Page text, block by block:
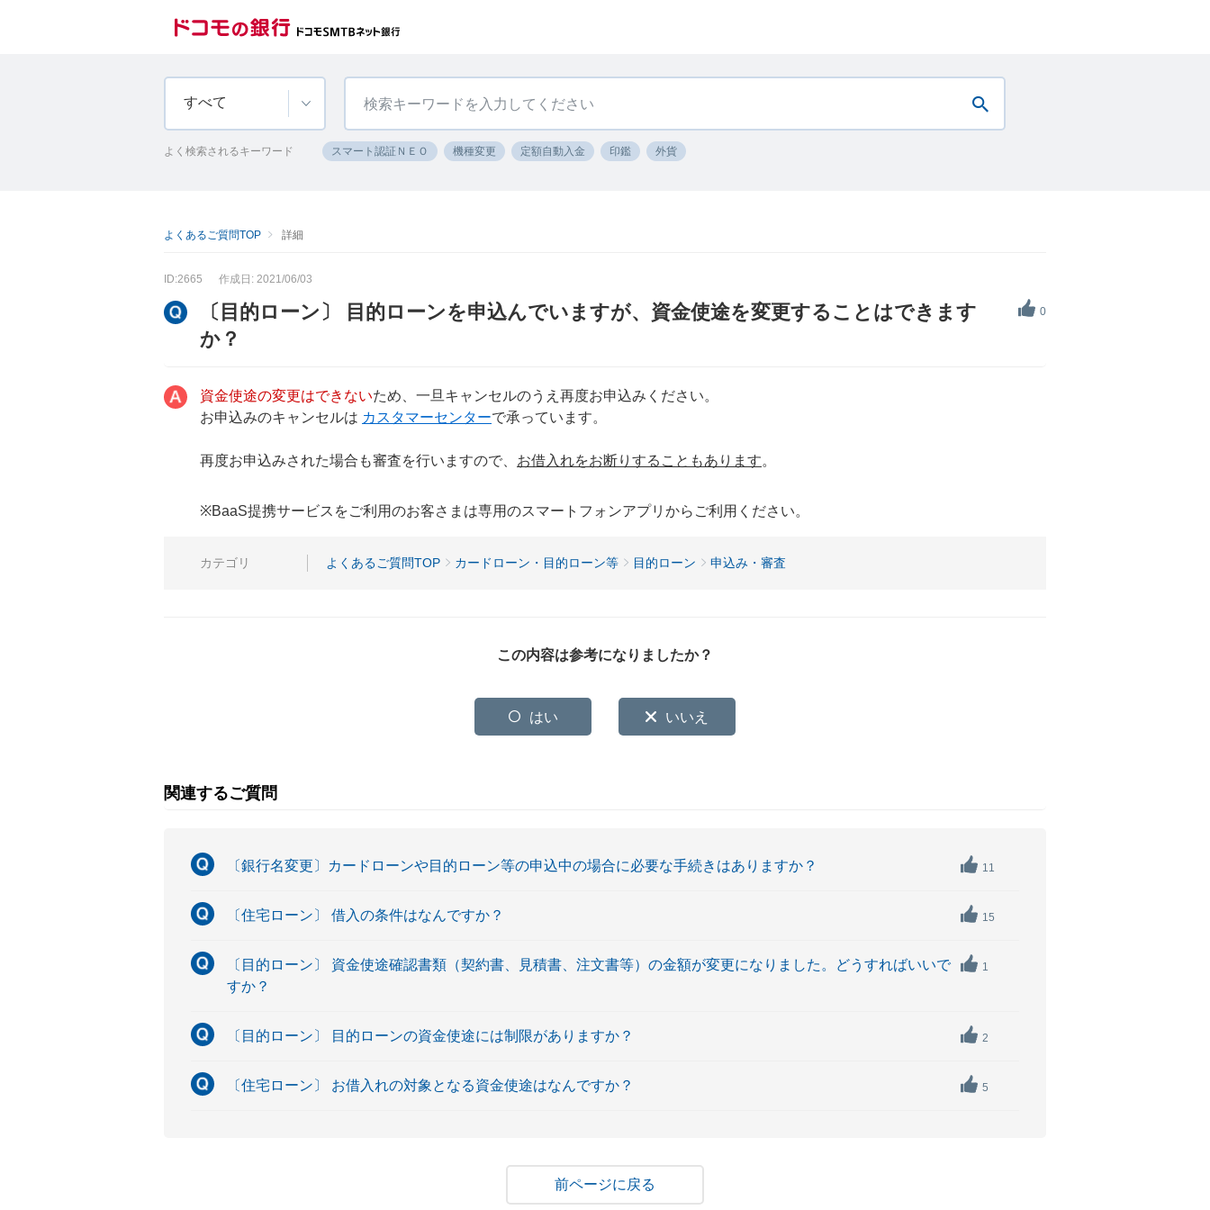
すべて
よく検索されるキーワード スマート認証ＮＥＯ 機種変更 定額自動入金 印鑑 外貨
よくあるご質問TOP 詳細
ID:2665 作成日: 2021/06/03
0
〔目的ローン〕 目的ローンを申込んでいますが、資金使途を変更することはできます
か？
資金使途の変更はできないため、一旦キャンセルのうえ再度お申込みください。
お申込みのキャンセルは カスタマーセンターで承っています。
再度お申込みされた場合も審査を行いますので、 お借入れをお断りすることもあります。
※BaaS提携サービスをご利用のお客さまは専用のスマートフォンアプリからご利用ください。
カテゴリ よくあるご質問TOP カードローン・目的ローン等 目的ローン 申込み・審査
この内容は参考になりましたか？
はい いいえ
関連するご質問
〔銀行名変更〕カードローンや目的ローン等の申込中の場合に必要な手続きはありますか？ 11
〔住宅ローン〕 借入の条件はなんですか？ 15
〔目的ローン〕 資金使途確認書類（契約書、見積書、注文書等）の金額が変更になりました。どうすればいいで
すか？
1
〔目的ローン〕 目的ローンの資金使途には制限がありますか？ 2
〔住宅ローン〕 お借入れの対象となる資金使途はなんですか？ 5
戻る